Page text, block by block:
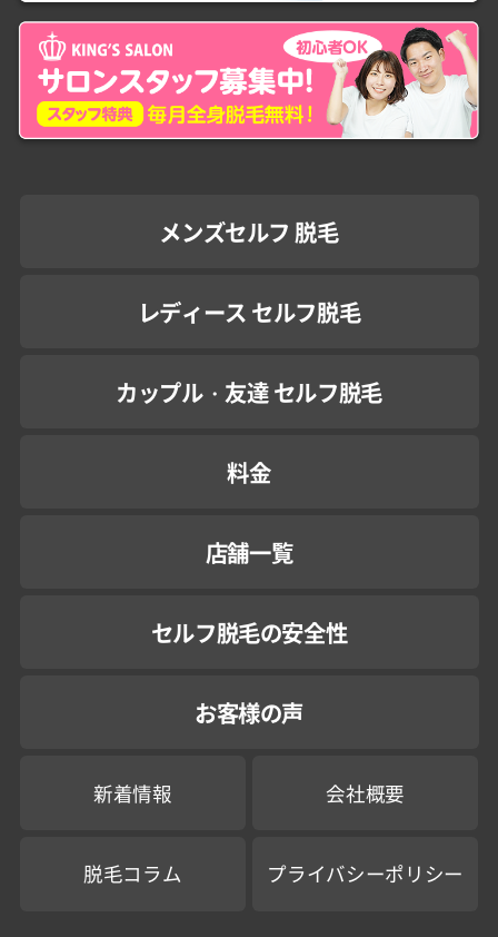
メンズセルフ 脱毛
レディース セルフ脱毛
カップル・友達 セルフ脱毛
料金
店舗一覧
セルフ脱毛の安全性
お客様の声
新着情報 会社概要
脱毛コラム プライバシーポリシー